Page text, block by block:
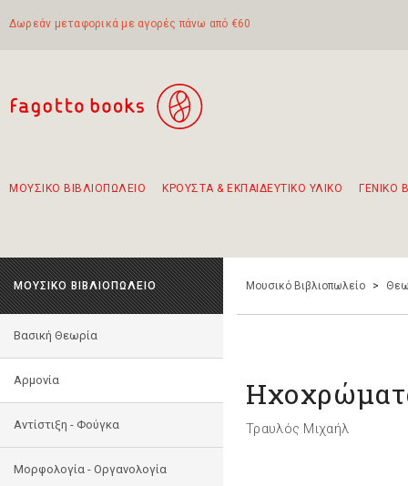
Δωρεάν μεταφορικά με αγορές πάνω από €60
ΜΟΥΣΙΚΟ ΒΙΒΛΙΟΠΩΛΕΙΟ ΚΡΟΥΣΤΑ & ΕΚΠΑΙΔΕΥΤΙΚΟ ΥΛΙΚΟ ΓΕΝΙΚΟ
ΜΟΥΣΙΚΟ ΒΙΒΛΙΟΠΩΛΕΙΟ
Βασική Θεωρία
Αρμονία
Αντίστιξη - Φούγκα
Μορφολογία - Οργανολογία
Μουσικό Βιβλιοπωλείο >
Τραυλός Μιχαήλ